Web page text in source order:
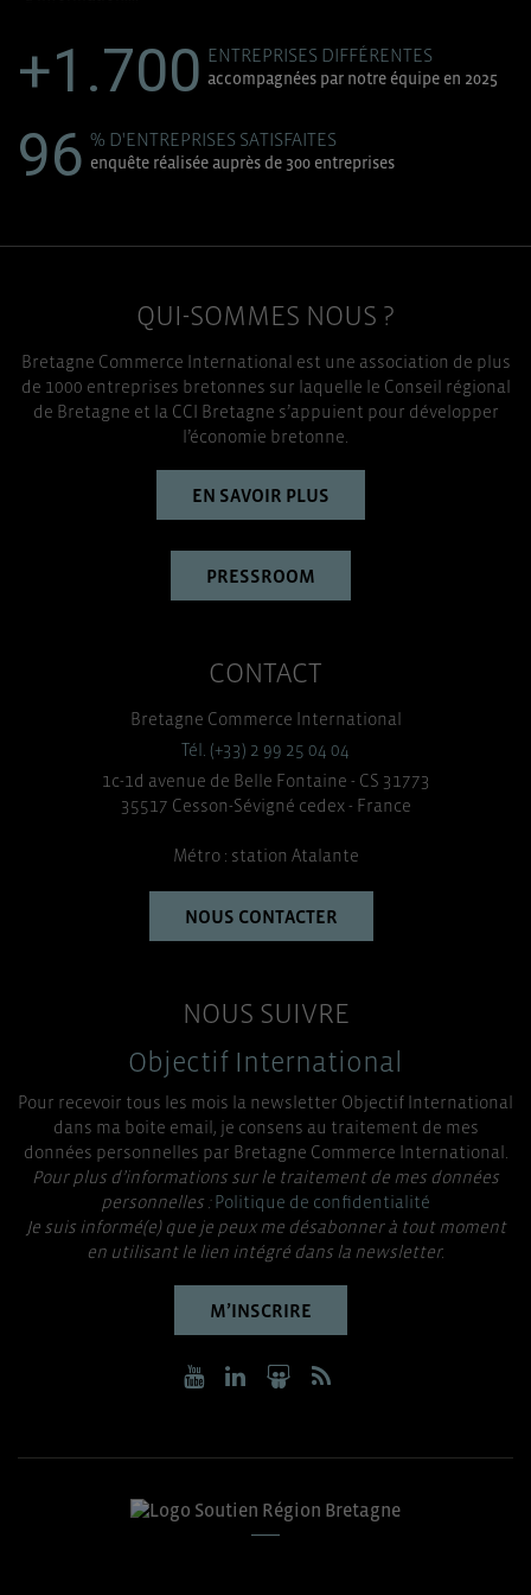
+1.700 ENTREPRISES DIFFÉRENTES
accompagnées par notre équipe en 2025
96 % D'ENTREPRISES SATISFAITES
enquête réalisée auprès de 300 entreprises
QUI-SOMMES NOUS ?
Bretagne Commerce International est une association de plus
de 1000 entreprises bretonnes sur laquelle le Conseil régional
de Bretagne et la CCI Bretagne s’appuient pour développer
l’économie bretonne.
EN SAVOIR PLUS
PRESSROOM
CONTACT
Bretagne Commerce International
Tél. (+33) 2 99 25 04 04
1c-1d avenue de Belle Fontaine - CS 31773
35517 Cesson-Sévigné cedex - France
Métro : station Atalante
NOUS CONTACTER
NOUS SUIVRE
Objectif International
Pour recevoir tous les mois la newsletter Objectif International
dans ma boite email, je consens au traitement de mes
données personnelles par Bretagne Commerce International.
Pour plus d’informations sur le traitement de mes données
personnelles : Politique de confidentialité
Je suis informé(e) que je peux me désabonner à tout moment
en utilisant le lien intégré dans la newsletter.
M’INSCRIRE